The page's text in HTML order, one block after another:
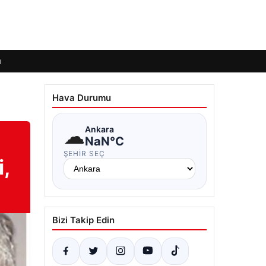
Hava Durumu
☁Ankara
NaN°C
ŞEHIR SEÇ
Bizi Takip Edin